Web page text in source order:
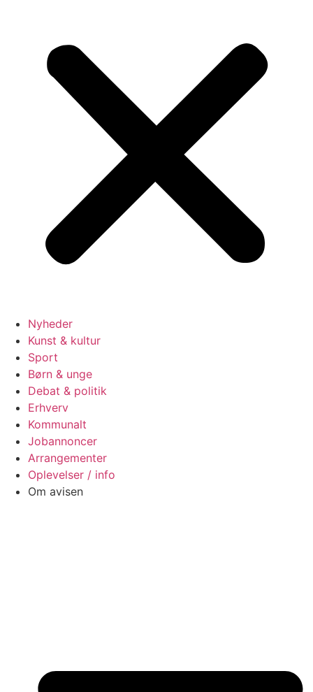
Nyheder
Kunst & kultur
Sport
Børn & unge
Debat & politik
Erhverv
Kommunalt
Jobannoncer
Arrangementer
Oplevelser / info
Om avisen